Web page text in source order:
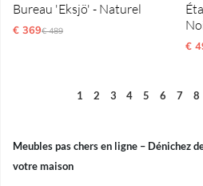
Bureau 'Eksjö' - Naturel
€ 369Prix régulier:
€ 489
€
1 2 3 4 5 6 7 8
Meubles pas chers en ligne – Dénichez
votre maison